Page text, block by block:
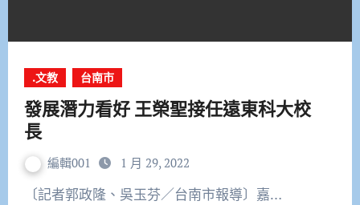
.文教 台南市
發展潛力看好 王榮聖接任遠東科大校
長
編輯001 1 月 29, 2022
〔記者郭政隆、吳玉芬／台南市報導〕嘉…